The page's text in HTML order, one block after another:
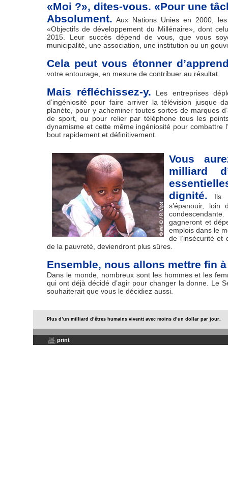
«Moi ?», dites-vous. «Pour une
Absolument. Aux Nations Unies en 2000,
«Objectifs de développement du Millénaire», dont
2015. Leur succès dépend de vous, que vous
municipalité, une association, une institution ou un
Cela peut vous étonner
votre entourage, en mesure de contribuer au résultat.
Mais réfléchissez-y. Les entreprises
d’ingéniosité pour faire arriver la télévision jusque
planète, pour y acheminer toutes sortes de marques
de sport, ou pour relier par téléphone tous les
dynamisme et cette même ingéniosité pour combattre
bout rapidement et définitivement.
Vous
milliard
dignité. Ils
s’épanouir,
gagneront et
emplois dans le
de l’insécurité
de la pauvreté, deviendront plus sûres.
Ensemble, nous allons mettre fin
Dans le monde, nombreux sont les hommes et les
qui ont déjà décidé d’agir pour changer la donne. Le
souhaiterait que vous le décidiez aussi.
Plus d’un milliard d’êtres humains viventt avec moins d’un dollar par jour.
print